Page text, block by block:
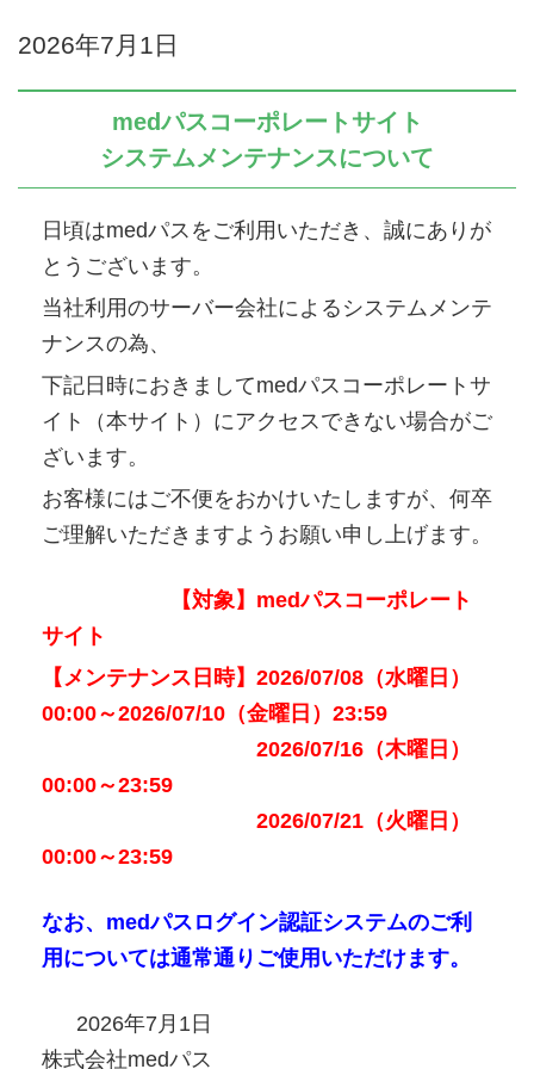
2026年7月1日
medパスコーポレートサイト
システムメンテナンスについて
日頃はmedパスをご利用いただき、誠にありが
とうございます。
当社利用のサーバー会社によるシステムメンテ
ナンスの為、
下記日時におきましてmedパスコーポレートサ
イト（本サイト）にアクセスできない場合がご
ざいます。
お客様にはご不便をおかけいたしますが、何卒
ご理解いただきますようお願い申し上げます。
【対象】medパスコーポレート
サイト
【メンテナンス日時】2026/07/08（水曜日）
00:00～2026/07/10（金曜日）23:59
2026/07/16（木曜日）
00:00～23:59
2026/07/21（火曜日）
00:00～23:59
なお、medパスログイン認証システムのご利
用については通常通りご使用いただけます。
2026年7月1日
株式会社medパス